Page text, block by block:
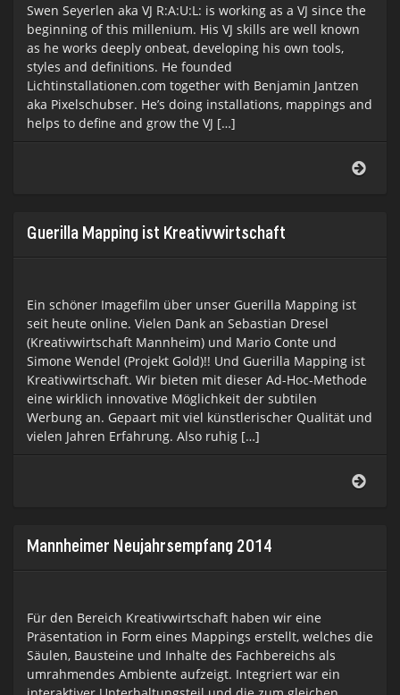
Swen Seyerlen aka VJ R:A:U:L: is working as a VJ since the
beginning of this millenium. His VJ skills are well known
as he works deeply onbeat, developing his own tools,
styles and definitions. He founded
Lichtinstallationen.com together with Benjamin Jantzen
aka Pixelschubser. He’s doing installations, mappings and
helps to define and grow the VJ […]
Guerilla Mapping ist Kreativwirt­schaft
Ein schöner Imagefilm über unser Guerilla Mapping ist
seit heute online. Vielen Dank an Sebastian Dresel
(Kreativwirtschaft Mannheim) und Mario Conte und
Simone Wendel (Projekt Gold)!! Und Guerilla Mapping ist
Kreativwirtschaft. Wir bieten mit dieser Ad-Hoc-Methode
eine wirklich innovative Möglichkeit der subtilen
Werbung an. Gepaart mit viel künstlerischer Qualität und
vielen Jahren Erfahrung. Also ruhig […]
Mannheimer Neujahrsempfang 2014
Für den Bereich Kreativwirtschaft haben wir eine
Präsentation in Form eines Mappings erstellt, welches die
Säulen, Bausteine und Inhalte des Fachbereichs als
umrahmendes Ambiente aufzeigt. Integriert war ein